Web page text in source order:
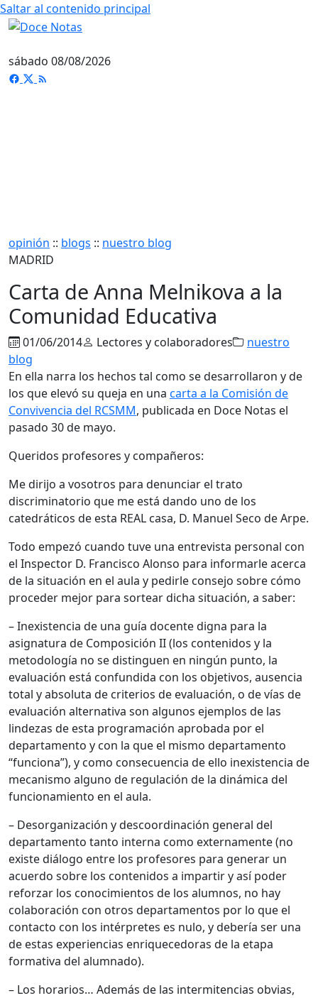
Saltar al contenido principal
sábado 08/08/2026
opinión :: blogs :: nuestro blog
MADRID
Carta de Anna Melnikova a la
Comunidad Educativa
01/06/2014 Lectores y colaboradores
nuestro
blog
En ella narra los hechos tal como se desarrollaron y de
los que elevó su queja en una carta a la Comisión de
Convivencia del RCSMM, publicada en Doce Notas el
pasado 30 de mayo.
Queridos profesores y compañeros:
Me dirijo a vosotros para denunciar el trato
discriminatorio que me está dando uno de los
catedráticos de esta REAL casa, D. Manuel Seco de Arpe.
Todo empezó cuando tuve una entrevista personal con
el Inspector D. Francisco Alonso para informarle acerca
de la situación en el aula y pedirle consejo sobre cómo
proceder mejor para sortear dicha situación, a saber:
– Inexistencia de una guía docente digna para la
asignatura de Composición II (los contenidos y la
metodología no se distinguen en ningún punto, la
evaluación está confundida con los objetivos, ausencia
total y absoluta de criterios de evaluación, o de vías de
evaluación alternativa son algunos ejemplos de las
lindezas de esta programación aprobada por el
departamento y con la que el mismo departamento
“funciona”), y como consecuencia de ello inexistencia de
mecanismo alguno de regulación de la dinámica del
funcionamiento en el aula.
– Desorganización y descoordinación general del
departamento tanto interna como externamente (no
existe diálogo entre los profesores para generar un
acuerdo sobre los contenidos a impartir y así poder
reforzar los conocimientos de los alumnos, no hay
colaboración con otros departamentos por lo que el
contacto con los intérpretes es nulo, y debería ser una
de estas experiencias enriquecedoras de la etapa
formativa del alumnado).
– Los horarios… Además de las intermitencias obvias,